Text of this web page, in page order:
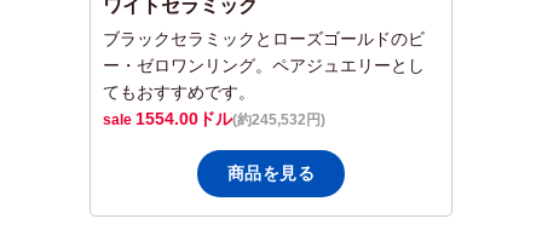
ワイトセラミック
ブラックセラミックとローズゴールドのビ
ー・ゼロワンリング。ペアジュエリーとし
てもおすすめです。
1554.00 ドル(約245,532円)
商品を見る